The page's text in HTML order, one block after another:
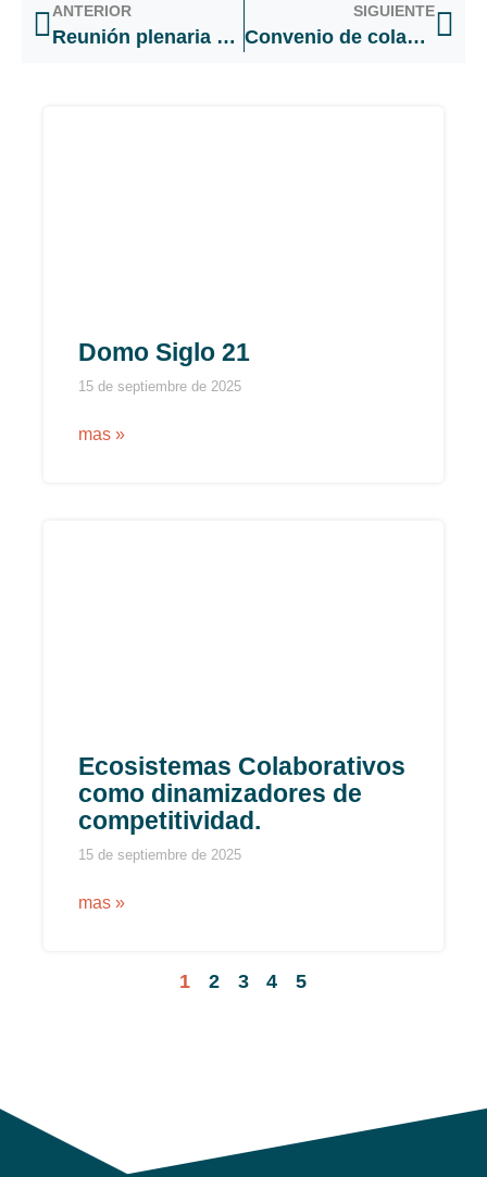
ANTERIOR
Reunión plenaria mensual – Agosto
SIGUIENTE
Convenio de colaboración mutua en post de la vinculación público, privada y académica.
Domo Siglo 21
15 de septiembre de 2025
mas »
Ecosistemas Colaborativos
como dinamizadores de
competitividad.
15 de septiembre de 2025
mas »
1 2 3 4 5